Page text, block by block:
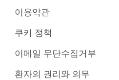
이용약관
쿠키 정책
이메일 무단수집거부
환자의 권리와 의무